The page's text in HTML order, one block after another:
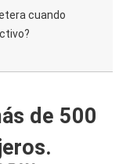
cuando
de 500